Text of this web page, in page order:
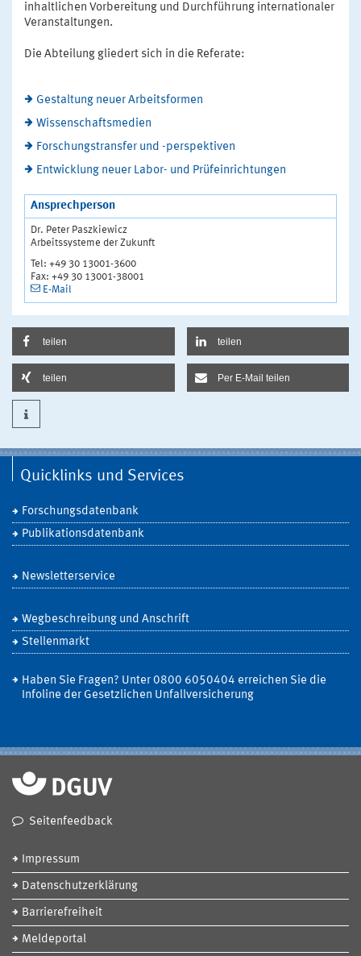
inhaltlichen Vorbereitung und Durchführung internationaler
Veranstaltungen.
Die Abteilung gliedert sich in die Referate:
Gestaltung neuer Arbeitsformen
Wissenschaftsmedien
Forschungstransfer und -perspektiven
Entwicklung neuer Labor- und Prüfeinrichtungen
Ansprechperson
Dr. Peter Paszkiewicz
Arbeitssysteme der Zukunft
Tel: +49 30 13001-3600
Fax: +49 30 13001-38001
E-Mail
teilen teilen
teilen Per E-Mail teilen
Quicklinks und Services
Forschungsdatenbank
Publikationsdatenbank
Newsletterservice
Wegbeschreibung und Anschrift
Stellenmarkt
Haben Sie Fragen? Unter 0800 6050404 erreichen Sie die
Infoline der Gesetzlichen Unfallversicherung
Seitenfeedback
Impressum
Datenschutzerklärung
Barrierefreiheit
Meldeportal